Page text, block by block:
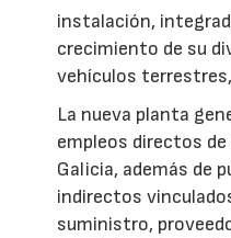
instalación,
crecimiento de su
vehículos
La nueva planta
empleos directos
Galicia, además de
indirectos
suministro,